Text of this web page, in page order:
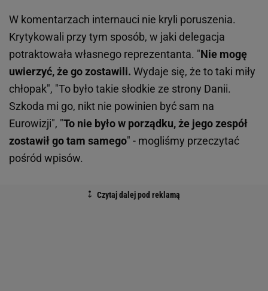
W komentarzach internauci nie kryli poruszenia.
Krytykowali przy tym sposób, w jaki delegacja
potraktowała własnego reprezentanta. "Nie mogę
uwierzyć, że go zostawili. Wydaje się, że to taki miły
chłopak", "To było takie słodkie ze strony Danii.
Szkoda mi go, nikt nie powinien być sam na
Eurowizji", "To nie było w porządku, że jego zespół
zostawił go tam samego" - mogliśmy przeczytać
pośród wpisów.